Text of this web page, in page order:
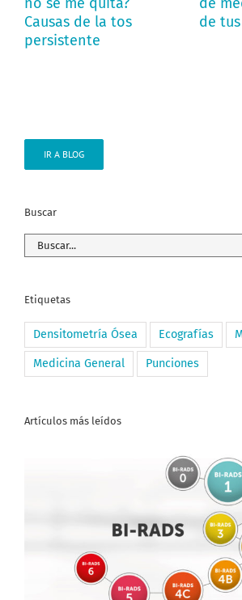
Causas de la tos
persistente
de
IR A BLOG
Buscar
Buscar:
Etiquetas
Densitometría Ósea Ecografías
Medicina General Punciones
Artículos más leídos